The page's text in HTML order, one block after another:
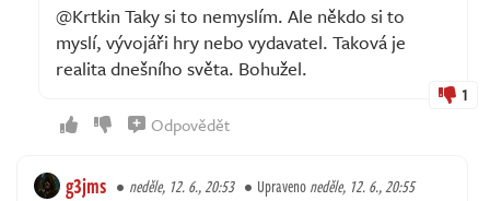
@Krtkin Taky si to nemyslím. Ale někdo si to
myslí, vývojáři hry nebo vydavatel. Taková je
realita dnešního světa. Bohužel.
1
Odpovědět
g3jms neděle, 12. 6., 20:53 Upravenoneděle, 12. 6., 20:55